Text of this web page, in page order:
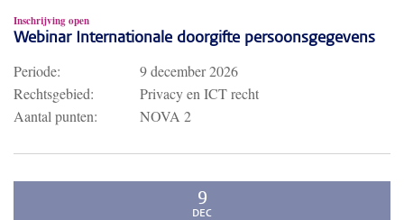
Inschrijving open
Webinar Internationale doorgifte persoonsgegevens
Periode:
9 december 2026
Rechtsgebied:
Privacy en ICT recht
Aantal punten:
NOVA 2
9
DEC